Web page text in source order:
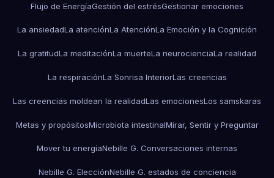
Flujo de EnergíaGestión del estrésGestionar emociones
La ansiedadLa atenciónLa AtenciónLa Emoción y la Cognición
La gratitudLa meditaciónLa muerteLa neurocienciaLa realidad
La respiraciónLa Sonrisa InteriorLas creencias
Las creencias moldean la realidadLas emocionesLos samskaras
Metas y propósitosMicrobiota intestinalMirar, Sentir y Preguntar
Mover tu energíaNebille G. Conversaciones internas
Nebille G. ElecciónNebille G. estados de conciencia